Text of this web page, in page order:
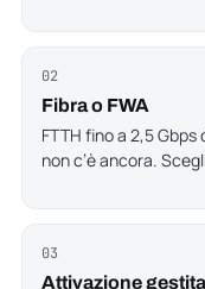
02
Fibra o FWA
FTTH fino a 2,5
non c’è ancora.
03
Attivazione gestita